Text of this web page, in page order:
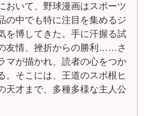
おいて、野球漫画はスポーツ
の中でも特に注目を集めるジ
を博してきた。手に汗握る試
友情、挫折からの勝利……さ
マが描かれ、読者の心をつか
。そこには、王道のスポ根ヒ
天才まで、多種多様な主人公